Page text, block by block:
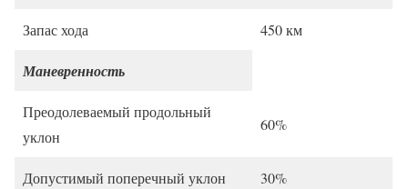
Запас хода 450 км
Маневренность
Преодолеваемый продольный
уклон
60%
Допустимый поперечный уклон 30%